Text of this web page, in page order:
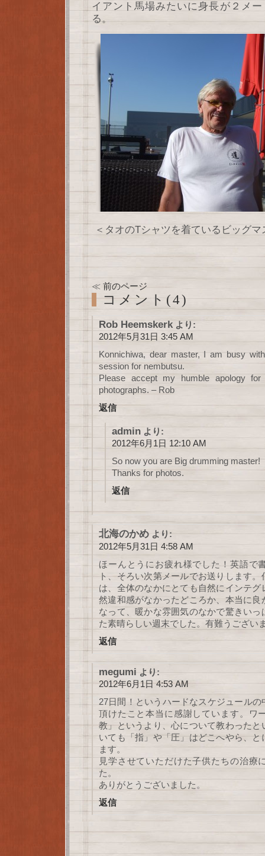
イアント馬場みたいに身長が２メ
る。
＜タオのTシャツを着ているビッグマ
≪ 前のページ
コメント(4)
Rob Heemskerk より:
2012年5月31日 3:45 AM
Konnichiwa, dear master, I am busy
session for nembutsu.
Please accept my humble apology
photographs. – Rob
返信
admin より:
2012年6月1日 12:10 AM
So now you are Big drumming master!
Thanks for photos.
返信
北海のかめ より:
2012年5月31日 4:58 AM
ほーんとうにお疲れ様でした！英語で
ト、そろい次第メールでお送りします
は、全体のなかにとても自然にインテ
然違和感がなかったどころか、本当に良
なって、暖かな雰囲気のなかで驚きい
た素晴らしい週末でした。有難うござい
返信
megumi より:
2012年6月1日 4:53 AM
27日間！というハードなスケジュール
頂けたこと本当に感謝しています。ワ
教」というより、心について教わったと
いても「指」や「圧」はどこへやら、
ます。
見学させていただけた子供たちの治療
た。
ありがとうございました。
返信